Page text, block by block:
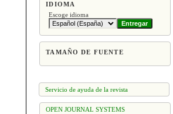
IDIOMA
Escoge idioma
TAMAÑO DE FUENTE
Servicio de ayuda de la revista
OPEN JOURNAL SYSTEMS